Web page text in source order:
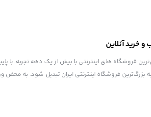
خرید آنلاین
فروشگاه اینترنتی ایران تبدیل شود. به محض
کرد.